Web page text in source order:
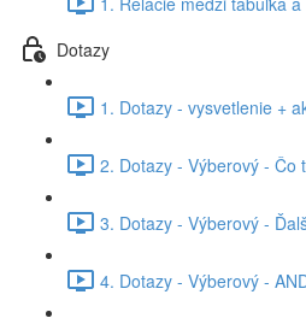
Dotazy
1. Dotazy - vysvetlenie +
2. Dotazy - Výberový - Čo
3. Dotazy - Výberový -
4. Dotazy - Výberový -